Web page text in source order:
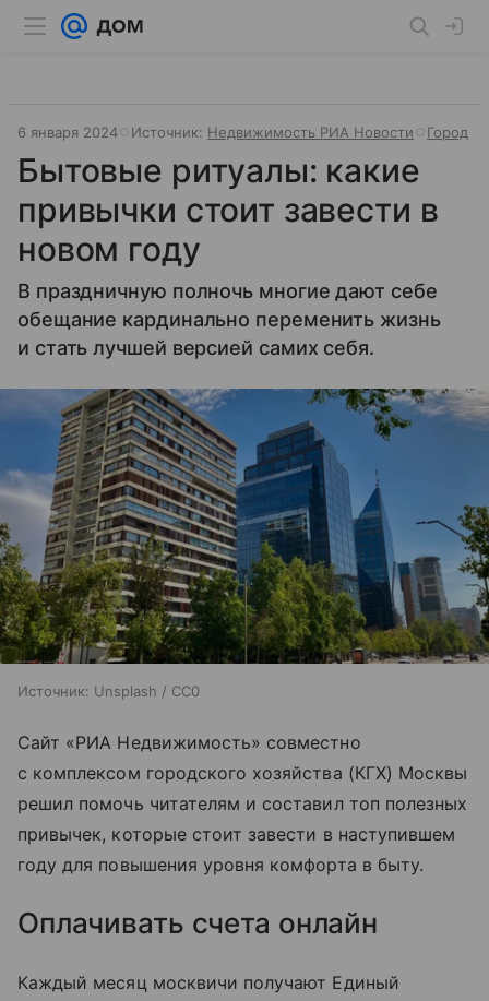
6 января 2024 Источник: Недвижимость РИА Новости Город
Бытовые ритуалы: какие
привычки стоит завести в
новом году
В праздничную полночь многие дают себе
обещание кардинально переменить жизнь
и стать лучшей версией самих себя.
Источник: Unsplash / CC0
Сайт «РИА Недвижимость» совместно
с комплексом городского хозяйства (КГХ) Москвы
решил помочь читателям и составил топ полезных
привычек, которые стоит завести в наступившем
году для повышения уровня комфорта в быту.
Оплачивать счета онлайн
Каждый месяц москвичи получают Единый